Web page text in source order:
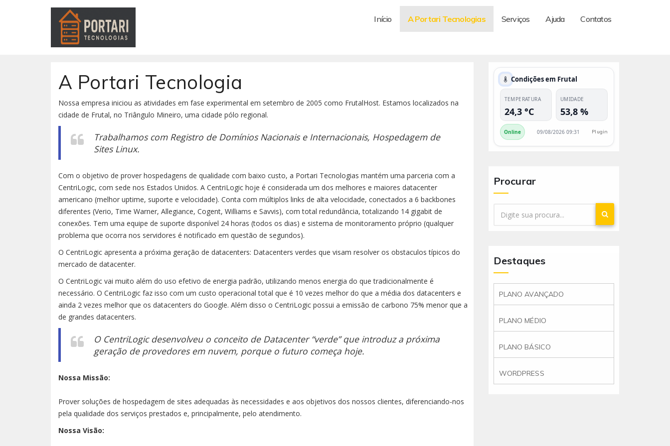
Início A Portari Tecnologias Serviços Ajuda Contatos
A Portari Tecnologia
Nossa empresa iniciou as atividades em fase experimental em setembro de 2005 como FrutalHost. Estamos localizados na
cidade de Frutal, no Triângulo Mineiro, uma cidade pólo regional.
Trabalhamos com Registro de Domínios Nacionais e Internacionais, Hospedagem de
Sites Linux.
Com o objetivo de prover hospedagens de qualidade com baixo custo, a Portari Tecnologias mantém uma parceria com a
CentriLogic, com sede nos Estados Unidos. A CentriLogic hoje é considerada um dos melhores e maiores datacenter
americano (melhor uptime, suporte e velocidade). Conta com múltiplos links de alta velocidade, conectados a 6 backbones
diferentes (Verio, Time Warner, Allegiance, Cogent, Williams e Savvis), com total redundância, totalizando 14 gigabit de
conexões. Tem uma equipe de suporte disponível 24 horas (todos os dias) e sistema de monitoramento próprio (qualquer
problema que ocorra nos servidores é notificado em questão de segundos).
O CentriLogic apresenta a próxima geração de datacenters: Datacenters verdes que visam resolver os obstaculos típicos do
mercado de datacenter.
O CentriLogic vai muito além do uso efetivo de energia padrão, utilizando menos energia do que tradicionalmente é
necessário. O CentriLogic faz isso com um custo operacional total que é 10 vezes melhor do que a média dos datacenters e
ainda 2 vezes melhor que os datacenters do Google. Além disso o CentriLogic possui a emissão de carbono 75% menor que a
de grandes datacenters.
O CentriLogic desenvolveu o conceito de Datacenter “verde” que introduz a próxima
geração de provedores em nuvem, porque o futuro começa hoje.
Nossa Missão:
Prover soluções de hospedagem de sites adequadas às necessidades e aos objetivos dos nossos clientes, diferenciando-nos
pela qualidade dos serviços prestados e, principalmente, pelo atendimento.
Nossa Visão:
Condições em Frutal
TEMPERATURA
24,3 °C
UMIDADE
53,8 %
Online 09/08/2026 09:31 Plugin
Procurar
Destaques
PLANO AVANÇADO
PLANO MÉDIO
PLANO BÁSICO
WORDPRESS